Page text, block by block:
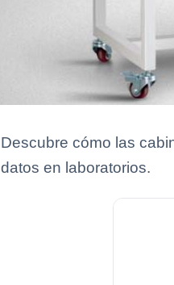
Descubre cómo las
datos en laboratorios.